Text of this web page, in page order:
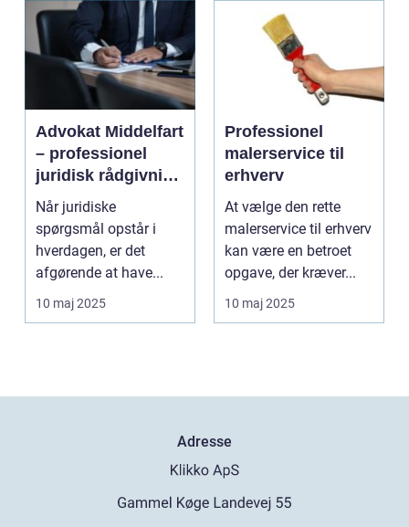
Advokat Middelfart
– professionel
juridisk rådgivning
tæt på dig
Når juridiske
spørgsmål opstår i
hverdagen, er det
afgørende at have...
10 maj 2025
Professionel
malerservice til
erhverv
At vælge den rette
malerservice til erhverv
kan være en betroet
opgave, der kræver...
10 maj 2025
Adresse